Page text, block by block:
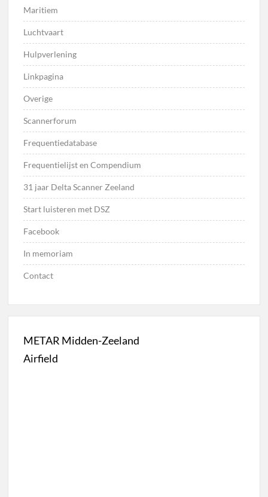
Maritiem
Luchtvaart
Hulpverlening
Linkpagina
Overige
Scannerforum
Frequentiedatabase
Frequentielijst en Compendium
31 jaar Delta Scanner Zeeland
Start luisteren met DSZ
Facebook
In memoriam
Contact
METAR Midden-Zeeland
Airfield